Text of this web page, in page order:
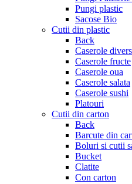
Pungi plastic
Sacose Bio
Cutii din plastic
Back
Caserole
Caserole fructe
Caserole oua
Caserole salata
Caserole sushi
Platouri
Cutii din carton
Back
Barcute din
Boluri si cutii
Bucket
Clatite
Con carton